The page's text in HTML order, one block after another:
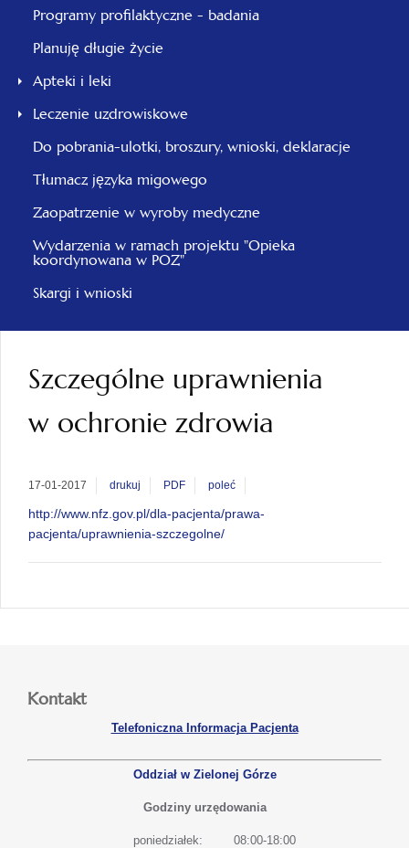
Programy profilaktyczne - badania
Planuję długie życie
Apteki i leki
Leczenie uzdrowiskowe
Do pobrania-ulotki, broszury, wnioski, deklaracje
Tłumacz języka migowego
Zaopatrzenie w wyroby medyczne
Wydarzenia w ramach projektu "Opieka
koordynowana w POZ"
Skargi i wnioski
Szczególne uprawnienia
w ochronie zdrowia
17-01-2017 drukuj PDF poleć
http://www.nfz.gov.pl/dla-pacjenta/prawa-
pacjenta/uprawnienia-szczegolne/
Kontakt
Telefoniczna Informacja Pacjenta
Oddział w Zielonej Górze
Godziny urzędowania
poniedziałek: 08:00-18:00